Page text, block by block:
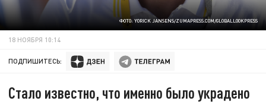
ФОТО: YORICK JANSENS/ZUMAPRESS.COM/GLOBALLOOKPRESS
18 НОЯБРЯ 10:14
ПОДПИШИТЕСЬ:
Стало известно, что именно было украдено